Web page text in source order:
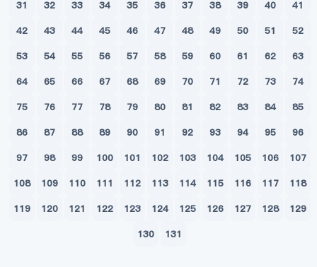
31
32 33 34 35 36 37 38 39 40
41
42
43 44 45 46 47 48 49 50 51
52
53
54 55 56 57 58 59 60 61 62
63
64
65 66 67 68 69 70 71 72 73
74
75
76 77 78 79 80 81 82 83 84
85
86
87 88 89 90 91 92 93 94 95
96
97
98 99 100 101 102 103 104 105 106
107
108
109 110 111 112 113 114 115 116 117
118
119
120 121 122 123 124 125 126 127 128
129
130
131